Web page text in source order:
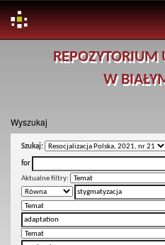
REPOZYTORIUM
W
Wyszukaj
Szukaj:
for
Aktualne filtry: